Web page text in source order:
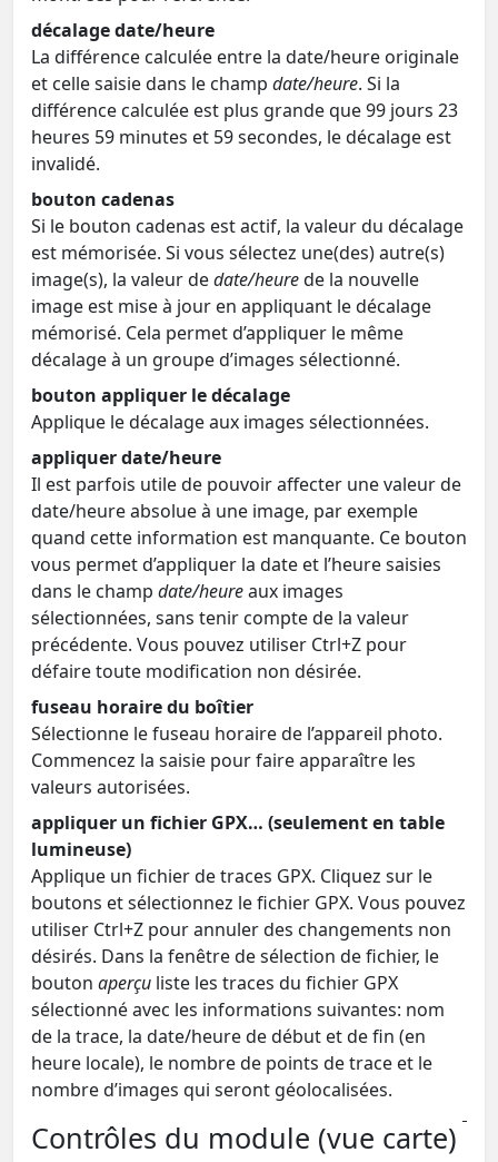
décalage date/heure
La différence calculée entre la date/heure originale
et celle saisie dans le champ date/heure. Si la
différence calculée est plus grande que 99 jours 23
heures 59 minutes et 59 secondes, le décalage est
invalidé.
bouton cadenas
Si le bouton cadenas est actif, la valeur du décalage
est mémorisée. Si vous sélectez une(des) autre(s)
image(s), la valeur dedate/heurede la nouvelle
image est mise à jour en appliquant le décalage
mémorisé. Cela permet d’appliquer le même
décalage à un groupe d’images sélectionné.
bouton appliquer le décalage
Applique le décalage aux images sélectionnées.
appliquer date/heure
Il est parfois utile de pouvoir affecter une valeur de
date/heure absolue à une image, par exemple
quand cette information est manquante. Ce bouton
vous permet d’appliquer la date et l’heure saisies
dans le champ date/heureaux images
sélectionnées, sans tenir compte de la valeur
précédente. Vous pouvez utiliser Ctrl+Z pour
défaire toute modification non désirée.
fuseau horaire du boîtier
Sélectionne le fuseau horaire de l’appareil photo.
Commencez la saisie pour faire apparaître les
valeurs autorisées.
appliquer un fichier GPX… (seulement en table
lumineuse)
Applique un fichier de traces GPX. Cliquez sur le
boutons et sélectionnez le fichier GPX. Vous pouvez
utiliser Ctrl+Z pour annuler des changements non
désirés. Dans la fenêtre de sélection de fichier, le
bouton aperçu liste les traces du fichier GPX
sélectionné avec les informations suivantes: nom
de la trace, la date/heure de début et de fin (en
heure locale), le nombre de points de trace et le
nombre d’images qui seront géolocalisées.
Contrôles du module (vue carte)